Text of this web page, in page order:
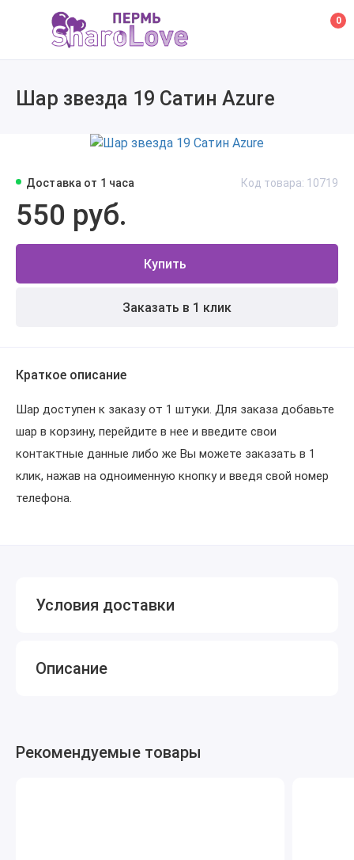
0
Шар звезда 19 Сатин Azure
Доставка от 1 часа Код товара: 10719
550 руб.
Купить
Заказать в 1 клик
Краткое описание
Шар доступен к заказу от 1 штуки. Для заказа добавьте
шар в корзину, перейдите в нее и введите свои
контактные данные либо же Вы можете заказать в 1
клик, нажав на одноименную кнопку и введя свой номер
телефона.
Условия доставки
Описание
Рекомендуемые товары